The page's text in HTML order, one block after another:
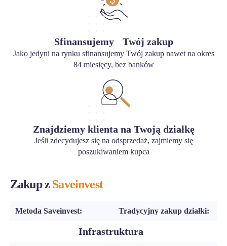
Sfinansujemy Twój zakup
Jako jedyni na rynku sfinansujemy Twój zakup nawet na okres
84 miesięcy, bez banków
Znajdziemy klienta na Twoją działkę
Jeśli zdecydujesz się na odsprzedaż, zajmiemy się
poszukiwaniem kupca
Zakup z Saveinvest
Metoda Saveinvest: Tradycyjny zakup działki:
Infrastruktura